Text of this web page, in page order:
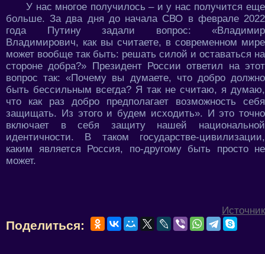
У нас многое получилось – и у нас получится еще
больше. За два дня до начала СВО в феврале 2022
года Путину задали вопрос: «Владимир
Владимирович, как вы считаете, в современном мире
может вообще так быть: решать силой и оставаться на
стороне добра?» Президент России ответил на этот
вопрос так: «Почему вы думаете, что добро должно
быть бессильным всегда? Я так не считаю, я думаю,
что как раз добро предполагает возможность себя
защищать. Из этого и будем исходить». И это точно
включает в себя защиту нашей национальной
идентичности. В таком государстве-цивилизации,
каким является Россия, по-другому быть просто не
может.
Источник
Поделиться: